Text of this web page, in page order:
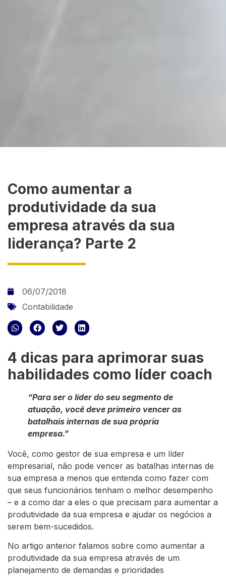
Como aumentar a
produtividade da sua
empresa através da sua
liderança? Parte 2
06/07/2018
Contabilidade
4 dicas para aprimorar suas
habilidades como líder coach
“Para ser o líder do seu segmento de
atuação, você deve primeiro vencer as
batalhais internas de sua própria
empresa.”
Você, como gestor de sua empresa e um líder
empresarial, não pode vencer as batalhas internas de
sua empresa a menos que entenda como fazer com
que seus funcionários tenham o melhor desempenho
– e a como dar a eles o que precisam para aumentar a
produtividade da sua empresa e ajudar os negócios a
serem bem-sucedidos.
No artigo anterior falamos sobre como aumentar a
produtividade da sua empresa através de um
planejamento de demandas e prioridades